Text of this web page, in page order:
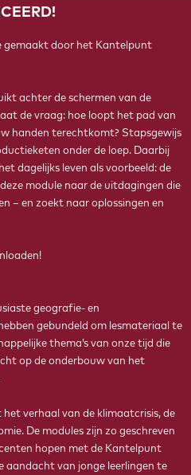
POINT?
het leven op
WAT
in 2017
Civiele
gemaakt door het Kantelpunt
achter de schermen van de
de vraag: hoe loopt het pad van
handen terechtkomt? Stapsgewijs
onder de loep. Daarbij
dagelijks leven als voorbeeld: de
module naar de uitdagingen die
– en zoekt naar oplossingen en
geografie- en
gebundeld om lesmateriaal te
thema’s van onze tijd die
op de onderbouw van het
verhaal van de klimaatcrisis, de
De modules zijn zo geschreven
hopen met de Kantelpunt
aandacht van jonge leerlingen te